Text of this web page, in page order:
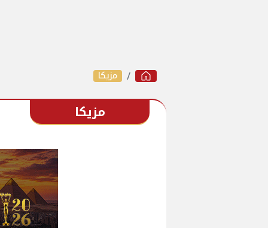
مزيكا
مزيكا